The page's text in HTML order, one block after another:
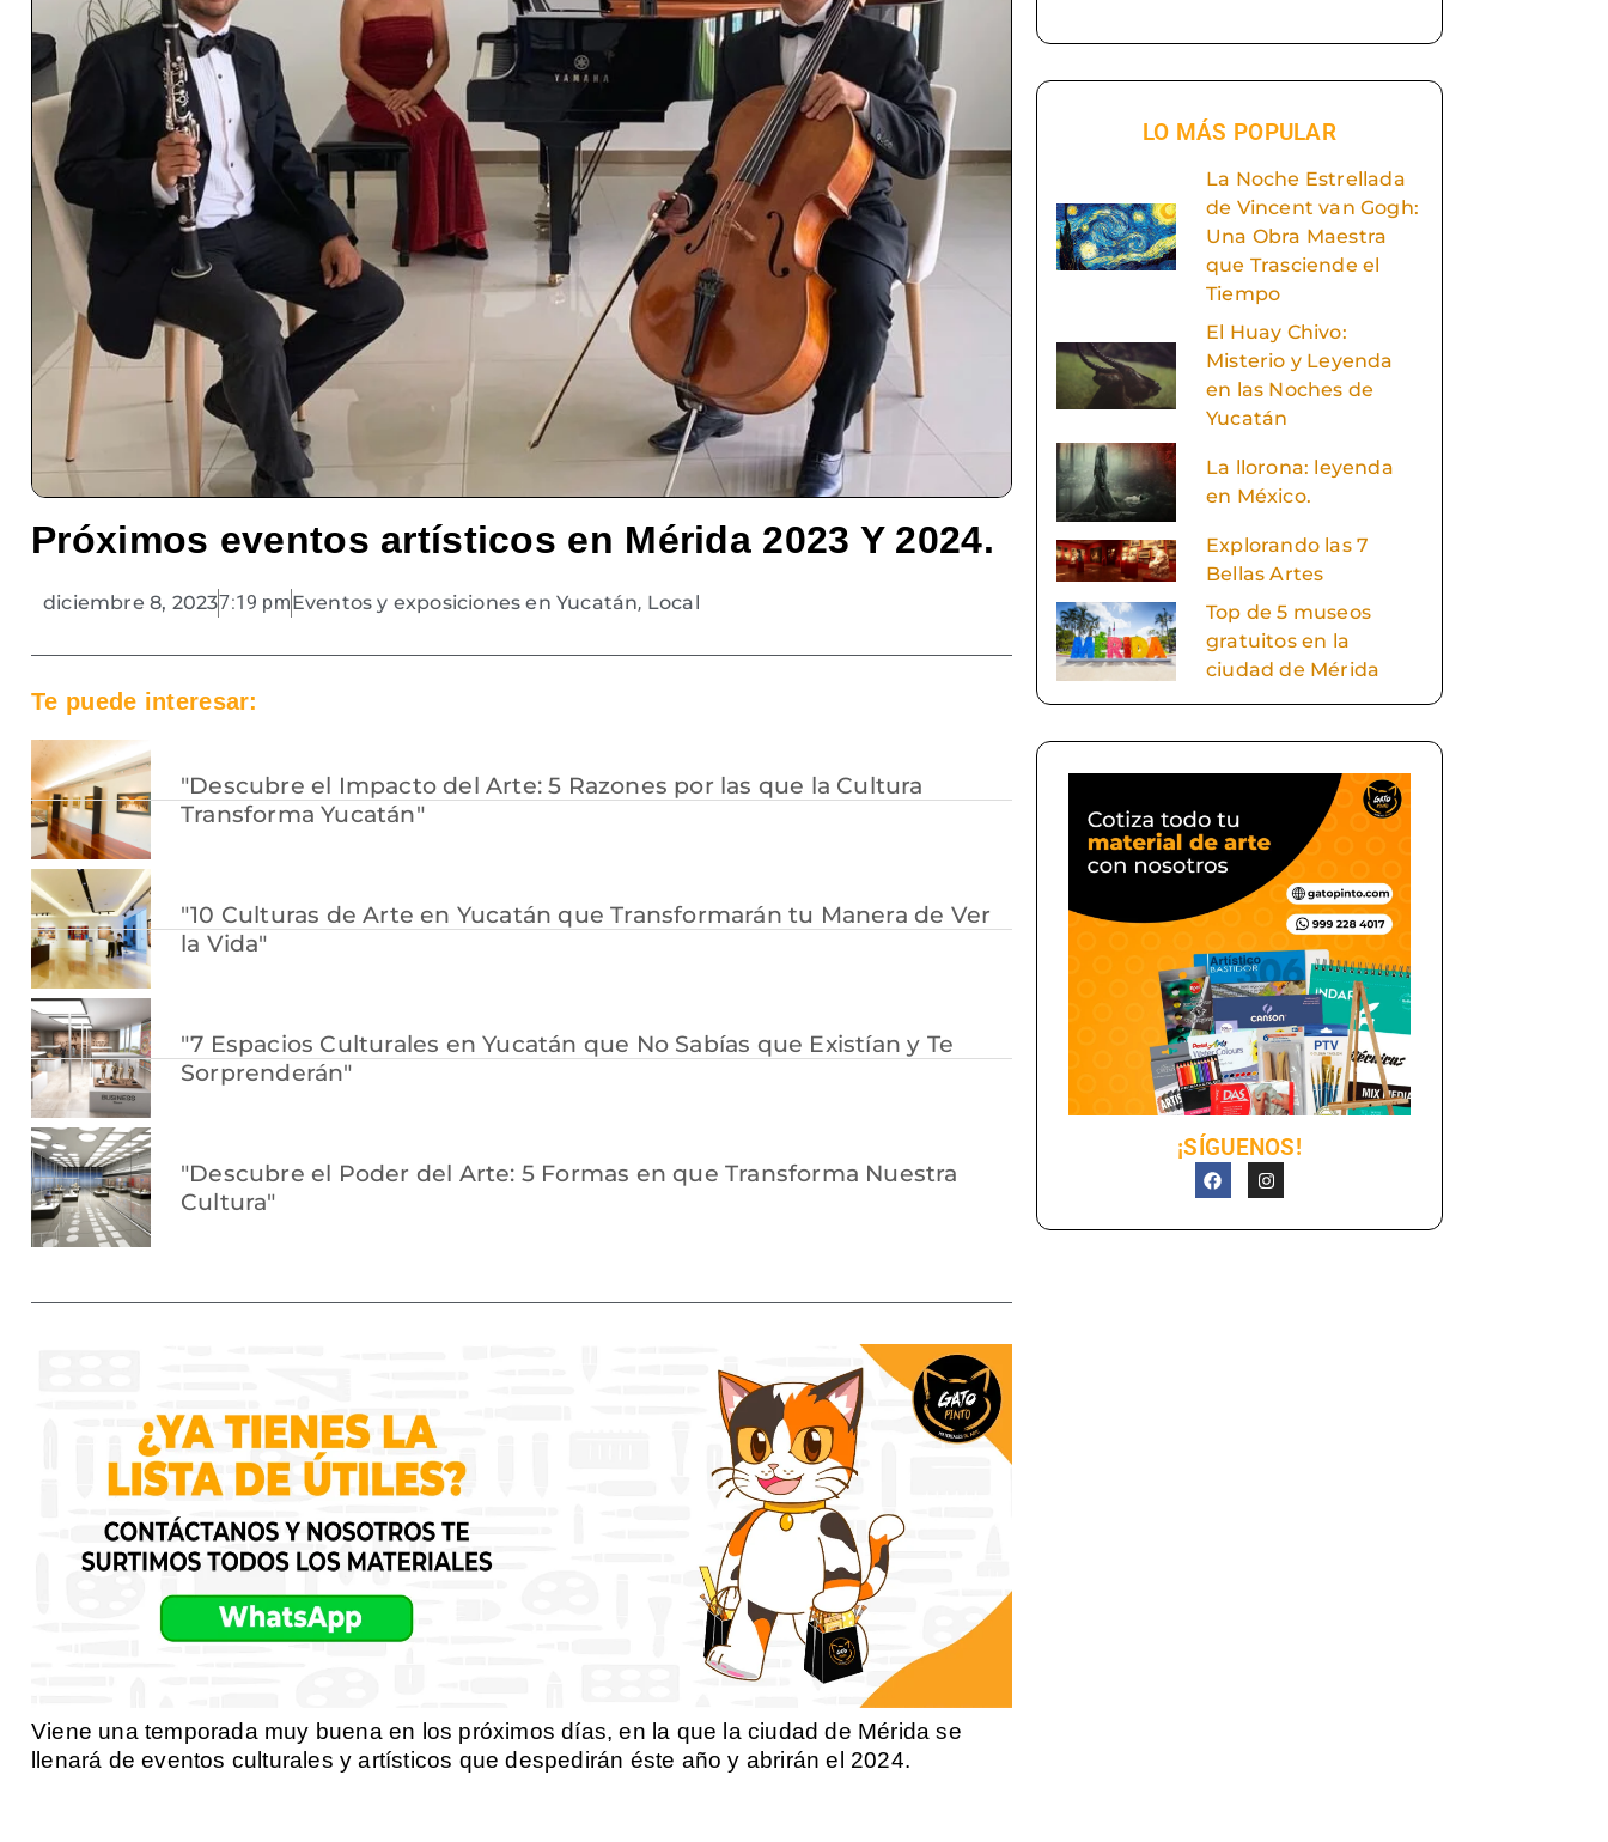
Próximos eventos artísticos en Mérida 2023 Y 2024.
diciembre 8, 20237:19 pmEventos y exposiciones en Yucatán, Local
Te puede interesar:
"Descubre el Impacto del Arte: 5 Razones por las que la Cultura
Transforma Yucatán"
"10 Culturas de Arte en Yucatán que Transformarán tu Manera de Ver
la Vida"
"7 Espacios Culturales en Yucatán que No Sabías que Existían y Te
Sorprenderán"
"Descubre el Poder del Arte: 5 Formas en que Transforma Nuestra
Cultura"
Viene una temporada muy buena en los próximos días, en la que la ciudad de Mérida se
llenará de eventos culturales y artísticos que despedirán éste año y abrirán el 2024.
LO MÁS POPULAR
La Noche Estrellada
de Vincent van Gogh:
Una Obra Maestra
que Trasciende el
Tiempo
El Huay Chivo:
Misterio y Leyenda
en las Noches de
Yucatán
La llorona: leyenda
en México.
Explorando las 7
Bellas Artes
Top de 5 museos
gratuitos en la
ciudad de Mérida
¡SÍGUENOS!